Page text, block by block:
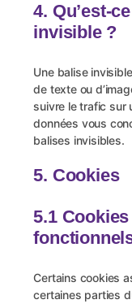
4. Qu’est-
invisible ?
Une balise
de texte ou
suivre le trafic sur
données vous
balises invisibles.
5. Cookies
5.1
Certains cookies
certaines parties